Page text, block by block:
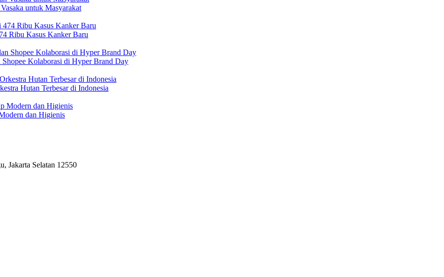
untuk Masyarakat
Ribu Kasus Kanker Baru
Kolaborasi di Hyper Brand Day
Hutan Terbesar di Indonesia
dan Higienis
Jakarta Selatan 12550